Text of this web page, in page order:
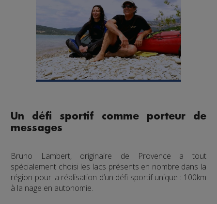
Un défi sportif comme porteur de
messages
Bruno Lambert, originaire de Provence a tout
spécialement choisi les lacs présents en nombre dans la
région pour la réalisation d’un défi sportif unique : 100km
à la nage en autonomie.